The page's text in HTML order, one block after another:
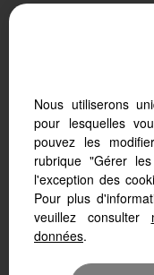
Afin de vous
tablette ou
Nous utiliserons
pour lesquelles
pouvez les
rubrique "Gérer
l'exception des
Pour plus
veuillez consulter
données.